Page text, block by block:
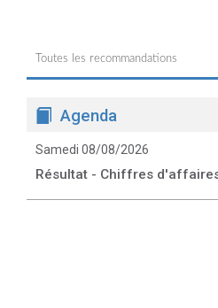
Toutes les recommandations
Agenda
Samedi 08/08/2026
Résultat - Chiffres